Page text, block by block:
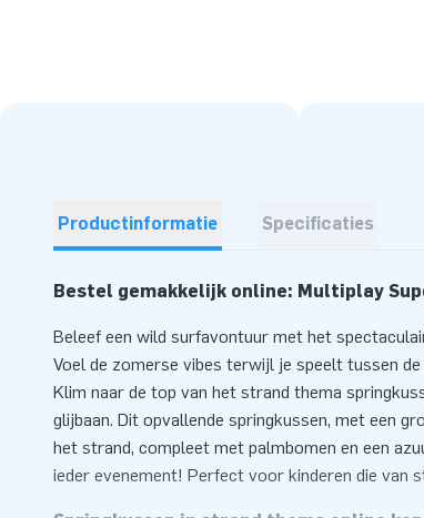
Productinformatie Specificaties
Bestel gemakkelijk online: Multiplay
Beleef een wild surfavontuur met het
Voel de zomerse vibes terwijl je speelt tussen
Klim naar de top van het strand thema
glijbaan. Dit opvallende springkussen, met een
het strand, compleet met palmbomen en een
ieder evenement! Perfect voor kinderen die van